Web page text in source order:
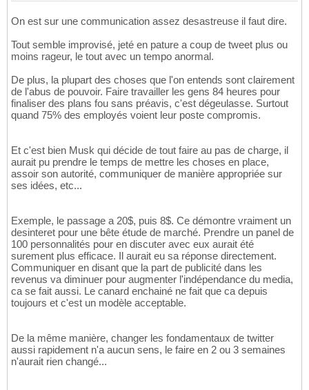
On est sur une communication assez desastreuse il faut dire.
Tout semble improvisé, jeté en pature a coup de tweet plus ou
moins rageur, le tout avec un tempo anormal.
De plus, la plupart des choses que l'on entends sont clairement
de l'abus de pouvoir. Faire travailler les gens 84 heures pour
finaliser des plans fou sans préavis, c'est dégeulasse. Surtout
quand 75% des employés voient leur poste compromis.
Et c'est bien Musk qui décide de tout faire au pas de charge, il
aurait pu prendre le temps de mettre les choses en place,
assoir son autorité, communiquer de manière appropriée sur
ses idées, etc...
Exemple, le passage a 20$, puis 8$. Ce démontre vraiment un
desinteret pour une bête étude de marché. Prendre un panel de
100 personnalités pour en discuter avec eux aurait été
surement plus efficace. Il aurait eu sa réponse directement.
Communiquer en disant que la part de publicité dans les
revenus va diminuer pour augmenter l'indépendance du media,
ca se fait aussi. Le canard enchainé ne fait que ca depuis
toujours et c'est un modèle acceptable.
De la même manière, changer les fondamentaux de twitter
aussi rapidement n'a aucun sens, le faire en 2 ou 3 semaines
n'aurait rien changé...